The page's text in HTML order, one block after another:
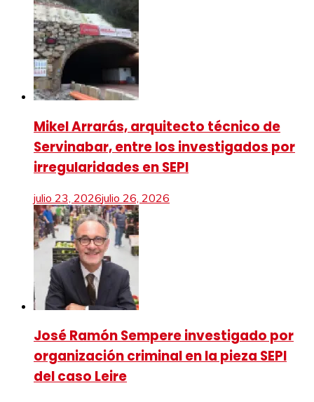
Mikel Arrarás, arquitecto técnico de
Servinabar, entre los investigados por
irregularidades en SEPI
julio 23, 2026julio 26, 2026
José Ramón Sempere investigado por
organización criminal en la pieza SEPI
del caso Leire